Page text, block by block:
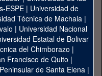
ESPE | Universidad de
Técnica de Machala|
| Universidad Nacional
Estatal de Bolivar
del Chimborazo |
Francisco de Quito |
de Santa Elena|